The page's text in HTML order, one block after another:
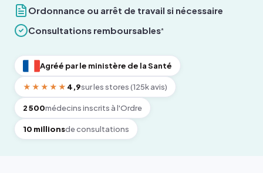
Ordonnance ou arrêt de travail si nécessaire
Consultations remboursables*
Agréé par le ministère de la Santé
★★★★★ 4,9sur les stores (125k avis)
2 500médecins inscrits à l'Ordre
10 millionsde consultations